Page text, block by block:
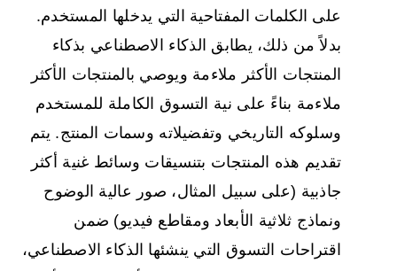
على الكلمات المفتاحية التي يدخلها المستخدم.
بدلاً من ذلك، يطابق الذكاء الاصطناعي بذكاء
المنتجات الأكثر ملاءمة ويوصي بالمنتجات الأكثر
ملاءمة بناءً على نية التسوق الكاملة للمستخدم
وسلوكه التاريخي وتفضيلاته وسمات المنتج. يتم
تقديم هذه المنتجات بتنسيقات وسائط غنية أكثر
جاذبية (على سبيل المثال، صور عالية الوضوح
ونماذج ثلاثية الأبعاد ومقاطع فيديو) ضمن
اقتراحات التسوق التي ينشئها الذكاء الاصطناعي،